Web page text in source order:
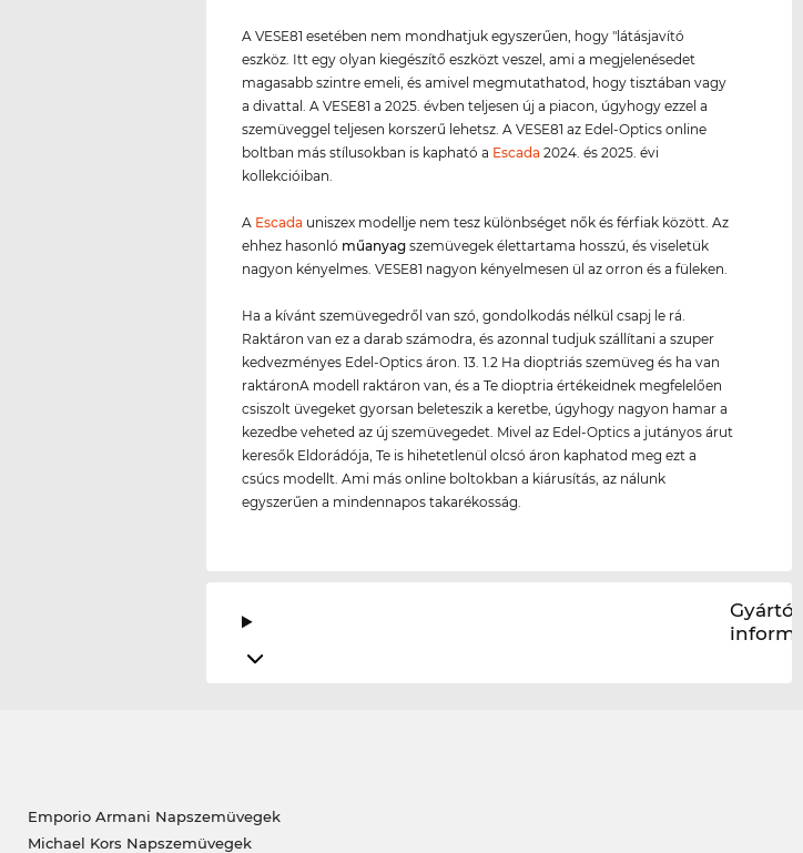
A VESE81 esetében nem mondhatjuk egyszerűen, hogy "látásjavító
eszköz. Itt egy olyan kiegészítő eszközt veszel, ami a megjelenésedet
magasabb szintre emeli, és amivel megmutathatod, hogy tisztában vagy
a divattal. A VESE81 a 2025. évben teljesen új a piacon, úgyhogy ezzel a
szemüveggel teljesen korszerű lehetsz. A VESE81 az Edel-Optics online
boltban más stílusokban is kapható a Escada 2024. és 2025. évi
kollekcióiban.
A Escada uniszex modellje nem tesz különbséget nők és férfiak között. Az
ehhez hasonló műanyag szemüvegek élettartama hosszú, és viseletük
nagyon kényelmes. VESE81 nagyon kényelmesen ül az orron és a füleken.
Ha a kívánt szemüvegedről van szó, gondolkodás nélkül csapj le rá.
Raktáron van ez a darab számodra, és azonnal tudjuk szállítani a szuper
kedvezményes Edel-Optics áron. 13. 1.2 Ha dioptriás szemüveg és ha van
raktáronA modell raktáron van, és a Te dioptria értékeidnek megfelelően
csiszolt üvegeket gyorsan beleteszik a keretbe, úgyhogy nagyon hamar a
kezedbe veheted az új szemüvegedet. Mivel az Edel-Optics a jutányos árut
keresők Eldorádója, Te is hihetetlenül olcsó áron kaphatod meg ezt a
csúcs modellt. Ami más online boltokban a kiárusítás, az nálunk
egyszerűen a mindennapos takarékosság.
Gyártói
Emporio Armani Napszemüvegek
Michael Kors Napszemüvegek